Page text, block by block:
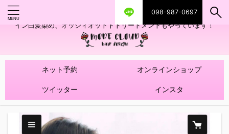
098-987-0697
艶ツヤヘアカラー！髪質改善トリートメントやハイライトを使ったデザ
イン白髪染め、オッジィオットトトリートメントもやっています！
ネット予約 オンラインショップ
ツイッター インスタ